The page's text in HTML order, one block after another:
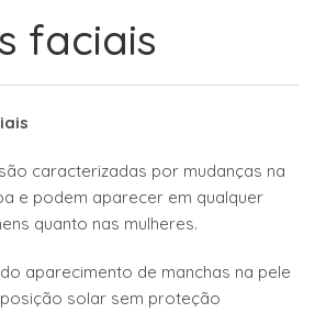
faciais
caracterizadas por mudanças na
e podem aparecer em qualquer
quanto nas mulheres.
aparecimento de manchas na pele
solar sem proteção